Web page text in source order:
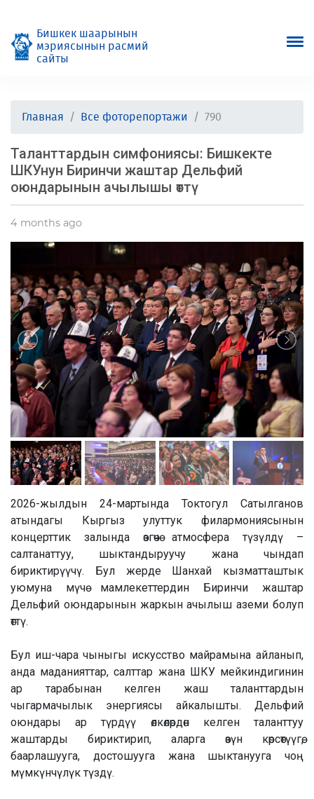
Бишкек шаарынын
мэриясынын расмий
сайты
Главная Все фоторепортажи 790
Таланттардын симфониясы: Бишкекте
ШКУнун Биринчи жаштар Дельфий
оюндарынын ачылышы өттү
4 months ago
2026-жылдын 24-мартында Токтогул Сатылганов
атындагы Кыргыз улуттук филармониясынын
концерттик залында өзгөчө атмосфера түзүлдү –
салтанаттуу, шыктандыруучу жана чындап
бириктирүүчү. Бул жерде Шанхай кызматташтык
уюмуна мүчө мамлекеттердин Биринчи жаштар
Дельфий оюндарынын жаркын ачылыш аземи болуп
өттү.
Бул иш-чара чыныгы искусство майрамына айланып,
анда маданияттар, салттар жана ШКУ мейкиндигинин
ар тарабынан келген жаш таланттардын
чыгармачылык энергиясы айкалышты. Дельфий
оюндары ар түрдүү өлкөлөрдөн келген таланттуу
жаштарды бириктирип, аларга өзүн көрсөтүүгө,
баарлашууга, достошууга жана шыктанууга чоң
мүмкүнчүлүк түздү.